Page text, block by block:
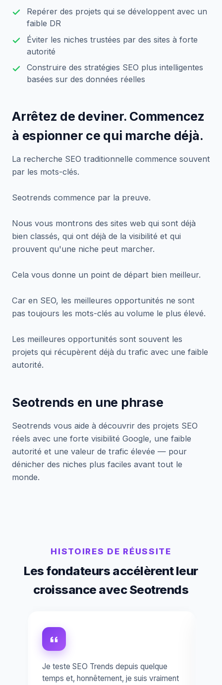
Repérer des projets qui se développent avec un
faible DR
Éviter les niches trustées par des sites à forte
autorité
Construire des stratégies SEO plus intelligentes
basées sur des données réelles
Arrêtez de deviner. Commencez
à espionner ce qui marche déjà.
La recherche SEO traditionnelle commence souvent
par les mots-clés.
Seotrends commence par la preuve.
Nous vous montrons des sites web qui sont déjà
bien classés, qui ont déjà de la visibilité et qui
prouvent qu'une niche peut marcher.
Cela vous donne un point de départ bien meilleur.
Car en SEO, les meilleures opportunités ne sont
pas toujours les mots-clés au volume le plus élevé.
Les meilleures opportunités sont souvent les
projets qui récupèrent déjà du trafic avec une faible
autorité.
Seotrends en une phrase
Seotrends vous aide à découvrir des projets SEO
réels avec une forte visibilité Google, une faible
autorité et une valeur de trafic élevée — pour
dénicher des niches plus faciles avant tout le
monde.
HISTOIRES DE RÉUSSITE
Les fondateurs accélèrent leur
croissance avec Seotrends
Je teste SEO Trends depuis quelque
temps et, honnêtement, je suis vraiment